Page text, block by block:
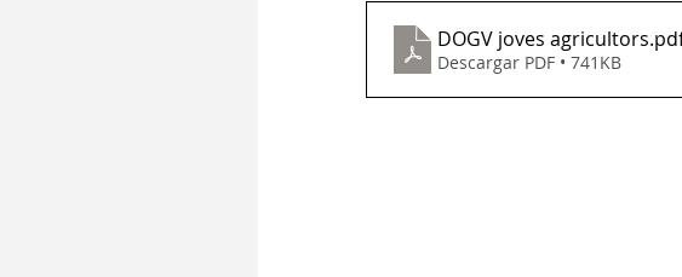
DOGV joves agricultors
Descargar PDF • 741KB